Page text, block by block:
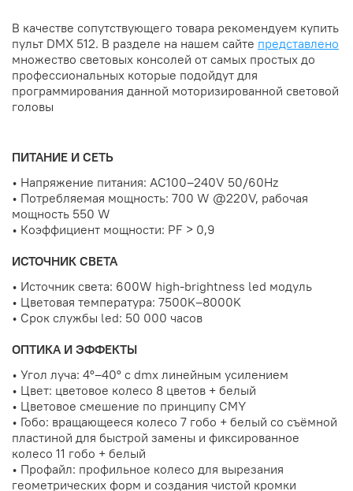
В качестве сопутствующего товара рекомендуем купить
пульт DMX 512. В разделе на нашем сайте представлено
множество световых консолей от самых простых до
профессиональных которые подойдут для
программирования данной моторизированной световой
головы
ПИТАНИЕ И СЕТЬ
• Напряжение питания: AC100–240V 50/60Hz
• Потребляемая мощность: 700 W @220V, рабочая
мощность 550 W
• Коэффициент мощности: PF > 0,9
ИСТОЧНИК СВЕТА
• Источник света: 600W high-brightness led модуль
• Цветовая температура: 7500K–8000K
• Срок службы led: 50 000 часов
ОПТИКА И ЭФФЕКТЫ
• Угол луча: 4°–40° с dmx линейным усилением
• Цвет: цветовое колесо 8 цветов + белый
• Цветовое смешение по принципу CMY
• Гобо: вращающееся колесо 7 гобо + белый со съёмной
пластиной для быстрой замены и фиксированное
колесо 11 гобо + белый
• Профайл: профильное колесо для вырезания
геометрических форм и создания чистой кромки